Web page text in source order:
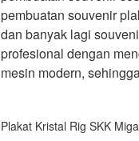
pembuatan souvenir
dan banyak lagi
profesional dengan
mesin modern,
Plakat Kristal Rig SKK